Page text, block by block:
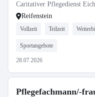
Caritativer Pflegedienst
Reifenstein
Vollzeit Teilzeit
Sportangebote
28.07.2026
Pflegefachmann/-